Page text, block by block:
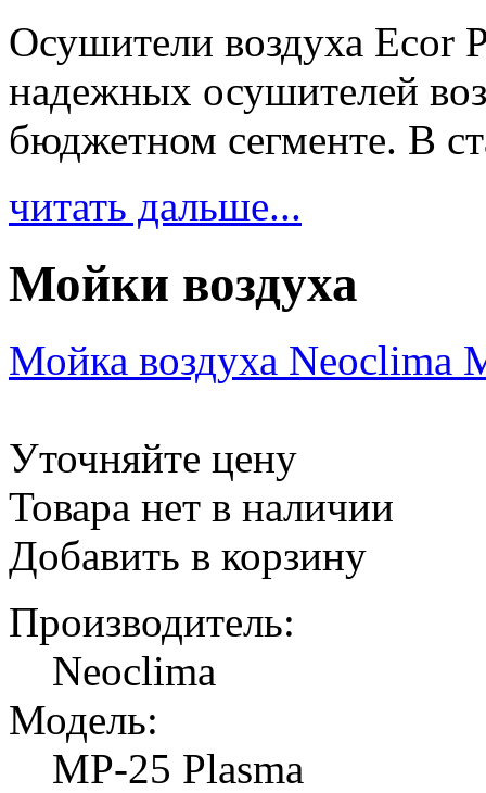
Осушители воздуха Ecor
надежных осушителей
бюджетном сегменте. В
читать дальше...
Мойки воздуха
Мойка воздуха Neoclima
Уточняйте цену
Товара нет в наличии
Добавить в корзину
Производитель:
Neoclima
Модель:
MP-25 Plasma